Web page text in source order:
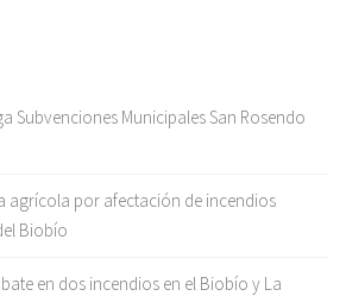
Subvenciones Municipales San Rosendo
agrícola por afectación de incendios
Biobío
en dos incendios en el Biobío y La